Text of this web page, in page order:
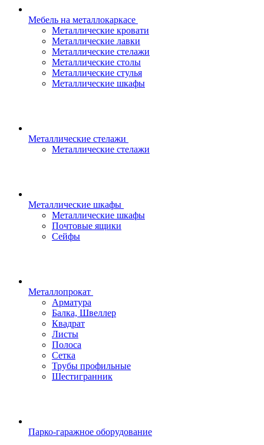
Мебель на металлокаркасе
Металлические кровати
Металлические лавки
Металлические стелажи
Металлические столы
Металлические стулья
Металлические шкафы
Металлические стелажи
Металлические стелажи
Металлические шкафы
Металлические шкафы
Почтовые ящики
Сейфы
Металлопрокат
Арматура
Балка, Швеллер
Квадрат
Листы
Полоса
Сетка
Трубы профильные
Шестигранник
Парко-гаражное оборудование